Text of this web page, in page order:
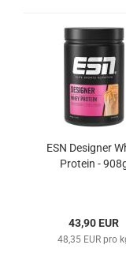
ESN Designer
Protein -
43,90 EUR
48,35 EUR pro